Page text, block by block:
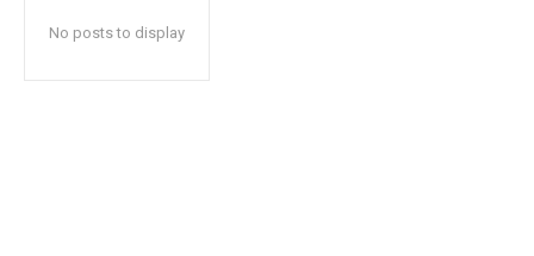
No posts to display